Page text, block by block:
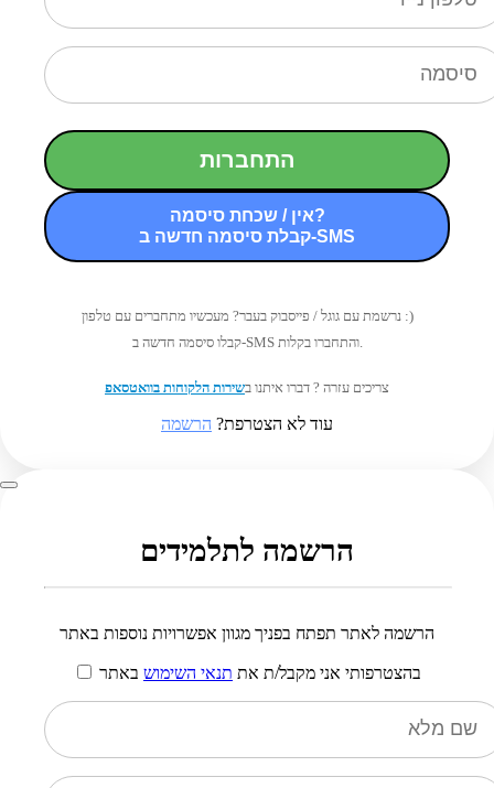
התחברות
אין / שכחת סיסמה?
קבלת סיסמה חדשה ב-SMS
נרשמת עם גוגל / פייסבוק בעבר? מעכשיו מתחברים עם טלפון :)
קבלו סיסמה חדשה ב-SMS והתחברו בקלות.
צריכים עזרה ? דברו איתנו בשירות הלקוחות בוואטסאפ
עוד לא הצטרפת? הרשמה
הרשמה לתלמידים
הרשמה לאתר תפתח בפניך מגוון אפשרויות נוספות באתר
בהצטרפותי אני מקבל/ת את תנאי השימוש באתר